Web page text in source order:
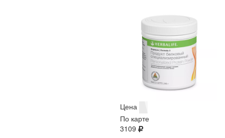
Цена
По карте
3109